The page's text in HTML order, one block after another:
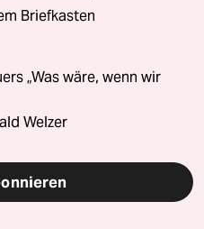
Briefkasten
„Was wäre, wenn wir
Welzer